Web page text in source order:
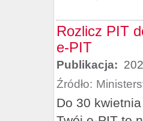
Rozlicz PIT
e-PIT
Publikacja:
Źródło:
Do 30